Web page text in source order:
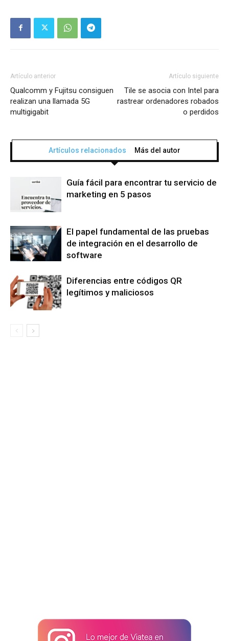
Artículo anterior
Qualcomm y Fujitsu consiguen
realizan una llamada 5G
multigigabit
Artículo siguiente
Tile se asocia con Intel para
rastrear ordenadores robados
o perdidos
Artículos relacionados Más del autor
Guía fácil para encontrar tu servicio de
marketing en 5 pasos
El papel fundamental de las pruebas
de integración en el desarrollo de
software
Diferencias entre códigos QR
legítimos y maliciosos